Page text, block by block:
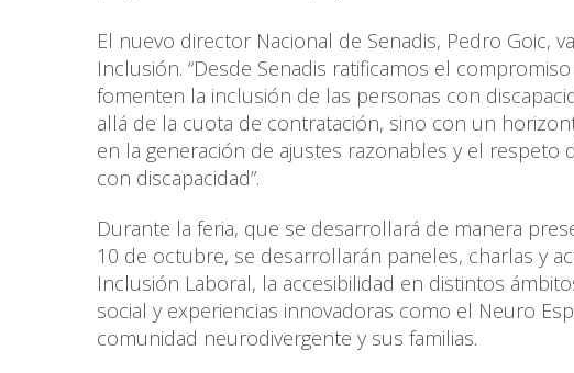
El nuevo director Nacional de Senadis, Pedro Goic,
Inclusión. “Desde Senadis ratificamos el
fomenten la inclusión de las personas con
allá de la cuota de contratación, sino con un
en la generación de ajustes razonables y el
con discapacidad”.
Durante la feria, que se desarrollará de manera
10 de octubre, se desarrollarán paneles, charlas y
Inclusión Laboral, la accesibilidad en distintos
social y experiencias innovadoras como el Neuro
comunidad neurodivergente y sus familias.